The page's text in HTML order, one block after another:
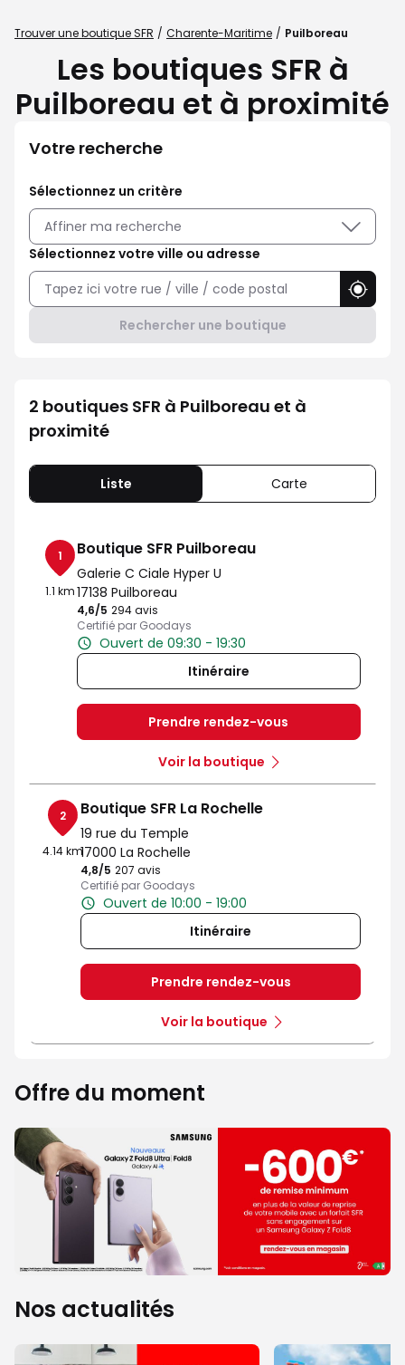
Trouver une boutique SFR Charente-Maritime Puilboreau
Les boutiques SFR à
Puilboreau et à proximité
Votre recherche
Sélectionnez un critère
Affiner ma recherche
Sélectionnez votre ville ou adresse
Rechercher une boutique
2 boutiques SFR à Puilboreau et à
proximité
Liste Carte
1
1.1 km
Boutique SFR Puilboreau
Galerie C Ciale Hyper U
17138 Puilboreau
4,6/5 Note de 4.6 sur 5
294 avis
Certifié par Goodays
Ouvert de 09:30 - 19:30
Itinéraire
Prendre rendez-vous
Voir la boutique
2
4.14 km
Boutique SFR La Rochelle
19 rue du Temple
17000 La Rochelle
4,8/5 Note de 4.8 sur 5
207 avis
Certifié par Goodays
Ouvert de 10:00 - 19:00
Itinéraire
Prendre rendez-vous
Voir la boutique
Offre du moment
Nos actualités